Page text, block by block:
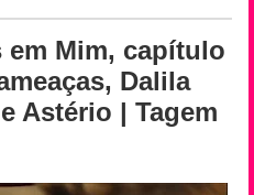
em Mim, capítulo
Dalila
Astério | Tagem